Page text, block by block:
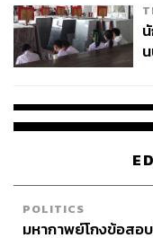
เดือนตุลาคม 2567
วันเสาร์ที่ 12 ตุล
POLITICS
มหากาพย์โกงข้อสอ